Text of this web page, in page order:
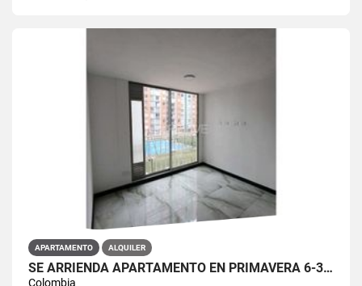
APARTAMENTO ALQUILER
SE ARRIENDA APARTAMENTO EN PRIMAVERA 6-39 ET 2 PISO 3 PARS ESTRENAR
Colombia